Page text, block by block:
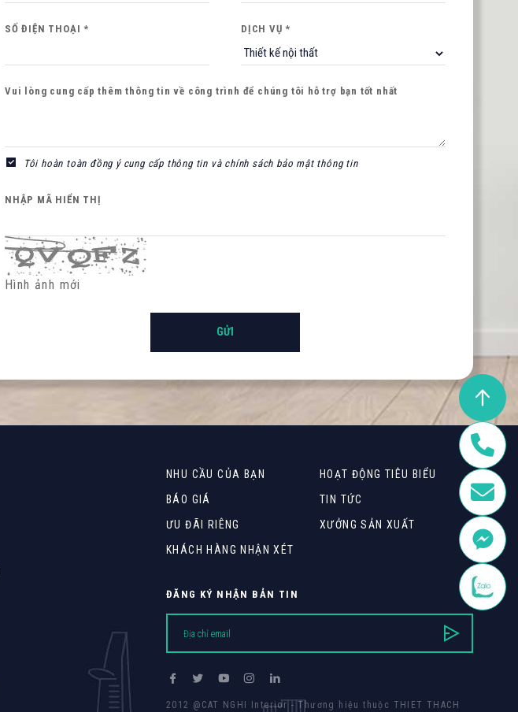
SỐ ĐIỆN THOẠI * DỊCH VỤ *
Vui lòng cung cấp thêm thông tin về công trình để chúng tôi hỗ trợ bạn tốt nhất
Tôi hoàn toàn đồng ý cung cấp thông tin và chính sách bảo mật thông tin
NHẬP MÃ HIỂN THỊ
Hình ảnh mới
NHU CẦU CỦA BẠN
HOẠT ĐỘNG TIÊU BIỂU
BÁO GIÁ
TIN TỨC
ƯU ĐÃI RIÊNG
XƯỞNG SẢN XUẤT
KHÁCH HÀNG NHẬN XÉT
ĐĂNG KÝ NHẬN BẢN TIN
2012 @CAT NGHI Interior - Thương hiệu thuộc THIET THACH